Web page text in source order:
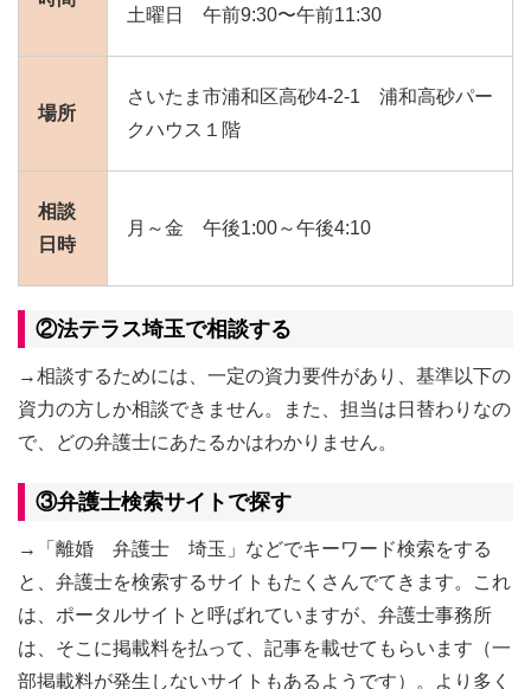
土曜日 午前9:30〜午前11:30
場所
さいたま市浦和区高砂4-2-1 浦和高砂パー
クハウス１階
相談
日時
月～金 午後1:00～午後4:10
②法テラス埼玉で相談する
→相談するためには、一定の資力要件があり、基準以下の
資力の方しか相談できません。また、担当は日替わりなの
で、どの弁護士にあたるかはわかりません。
③弁護士検索サイトで探す
→「離婚 弁護士 埼玉」などでキーワード検索をする
と、弁護士を検索するサイトもたくさんでてきます。これ
は、ポータルサイトと呼ばれていますが、弁護士事務所
は、そこに掲載料を払って、記事を載せてもらいます（一
部掲載料が発生しないサイトもあるようです）。より多く